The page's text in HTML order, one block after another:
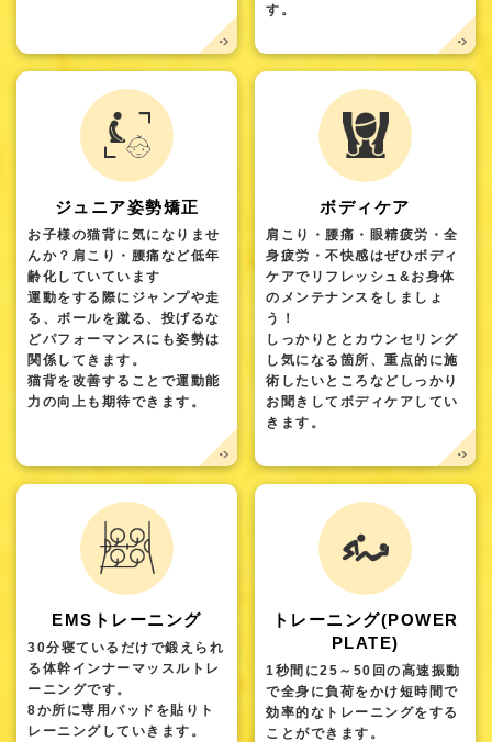
す。
ジュニア姿勢矯正
お子様の猫背に気になりませ
んか？肩こり・腰痛など低年
齢化していています
運動をする際にジャンプや走
る、ボールを蹴る、投げるな
どパフォーマンスにも姿勢は
関係してきます。
猫背を改善することで運動能
力の向上も期待できます。
ボディケア
肩こり・腰痛・眼精疲労・全
身疲労・不快感はぜひボディ
ケアでリフレッシュ&お身体
のメンテナンスをしましょ
う！
しっかりととカウンセリング
し気になる箇所、重点的に施
術したいところなどしっかり
お聞きしてボディケアしてい
きます。
EMSトレーニング
30分寝ているだけで鍛えられ
る体幹インナーマッスルトレ
ーニングです。
8か所に専用パッドを貼りト
レーニングしていきます。
トレーニング(POWER
PLATE)
1秒間に25～50回の高速振動
で全身に負荷をかけ短時間で
効率的なトレーニングをする
ことができます。